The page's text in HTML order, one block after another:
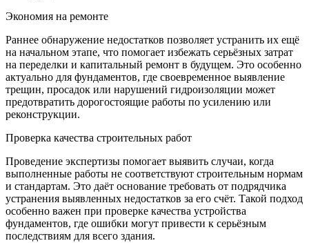
Экономия на ремонте
Раннее обнаружение недостатков позволяет устранить их ещё
на начальном этапе, что помогает избежать серьёзных затрат
на переделки и капитальный ремонт в будущем. Это особенно
актуально для фундаментов, где своевременное выявление
трещин, просадок или нарушений гидроизоляции может
предотвратить дорогостоящие работы по усилению или
реконструкции.
Проверка качества строительных работ
Проведение экспертизы помогает выявить случаи, когда
выполненные работы не соответствуют строительным нормам
и стандартам. Это даёт основание требовать от подрядчика
устранения выявленных недостатков за его счёт. Такой подход
особенно важен при проверке качества устройства
фундаментов, где ошибки могут привести к серьёзным
последствиям для всего здания.